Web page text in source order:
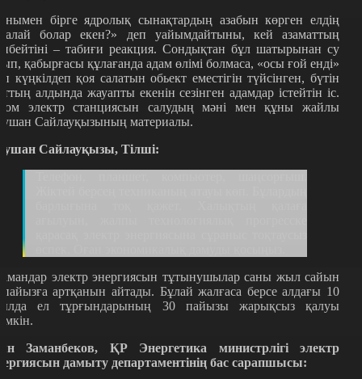
бірге ядролық сынақтардың азабын көрген елдің
болар екен?» деп уайымдайтыны, кей азаматтың
– табиғи реакция. Сондықтан бұл шатырынан су
қабырғасы құлағанда адам өлімі болмаса, «осы ғой енді»
күңкілдеп қоя салатын обьект еместігін түйсінген, бүтін
алдында жауапты екенін сезінген адамдар істейтін іс.
электр станциясын салудың мәні мен құны жайлы
Сайлауқызының материалы.
Сайлауқызы, Тілші:
электр энергиясын тұтынушылар саны жыл сайын
артқанын айтады. Бұлай жалғаса берсе алдағы 10
ел тұрғындарының 30 пайызы жарықсыз қалуы
Заманбеков, ҚР Энергетика министрлігі электр
дамыту департаментінің бас сарапшысы: